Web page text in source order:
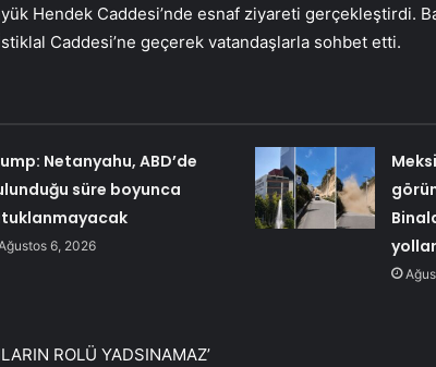
Hendek Caddesi’nde esnaf ziyareti gerçekleştirdi.
Caddesi’ne geçerek vatandaşlarla sohbet etti.
Netanyahu, ABD’de
süre boyunca
6, 2026
ROLÜ YADSINAMAZ’